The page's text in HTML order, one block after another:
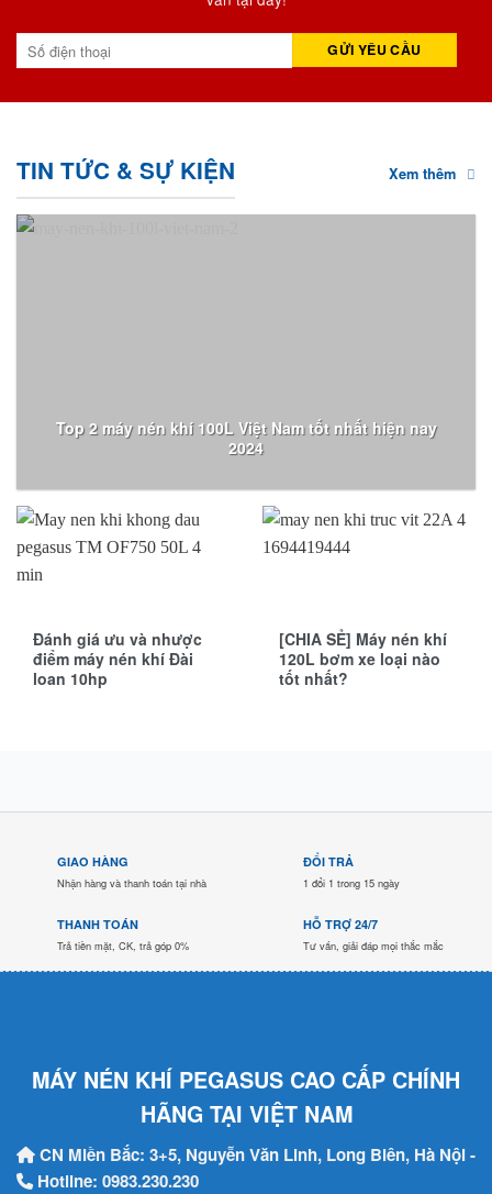
TIN TỨC & SỰ KIỆN Xem thêm
Top 2 máy nén khí 100L Việt Nam tốt nhất hiện nay
2024
Đánh giá ưu và nhược
điểm máy nén khí Đài
loan 10hp
[CHIA SẺ] Máy nén khí
120L bơm xe loại nào
tốt nhất?
GIAO HÀNG
Nhận hàng và thanh toán tại nhà
ĐỔI TRẢ
1 đổi 1 trong 15 ngày
THANH TOÁN
Trả tiền mặt, CK, trả góp 0%
HỖ TRỢ 24/7
Tư vấn, giải đáp mọi thắc mắc
MÁY NÉN KHÍ PEGASUS CAO CẤP CHÍNH
HÃNG TẠI VIỆT NAM
CN Miền Bắc: 3+5, Nguyễn Văn Linh, Long Biên, Hà Nội -
Hotline: 0983.230.230